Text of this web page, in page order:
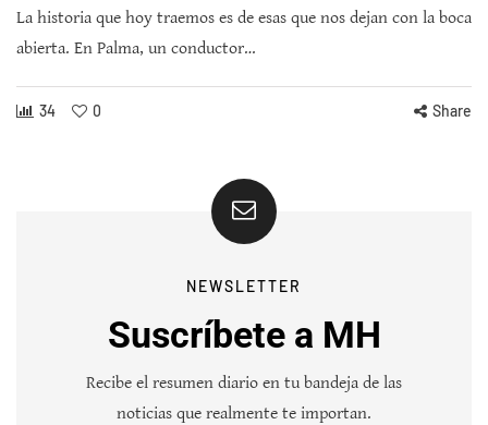
La historia que hoy traemos es de esas que nos dejan con la boca
abierta. En Palma, un conductor…
34 0 Share
NEWSLETTER
Suscríbete a MH
Recibe el resumen diario en tu bandeja de las
noticias que realmente te importan.